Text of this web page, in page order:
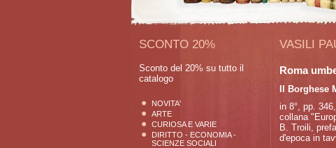
SCONTO 20%
Sconto del 20% su tutto il
catalogo
NOVITA'
ARTE
CURIOSA E VARIE
DIRITTO - ECONOMIA -
SCIENZE SOCIALI
VASILI
Roma
Il Borghese
in 8°, pp.
collana
B. Troili,
d'epoca in